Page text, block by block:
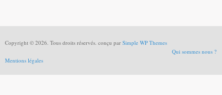
Copyright © 2026. Tous droits réservés. conçu par Simple WP Themes
Qui sommes nous ?
Mentions légales